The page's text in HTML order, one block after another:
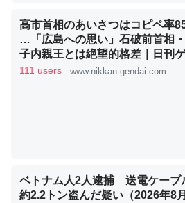
利だから両方が拮抗してるのでは
いる鋏角類（カブトガニ・ウミグ
ずキチンを強化してる筈だが、酵
─ニュース :: 【研究発表】昆虫学の大問
これを元に考えるとカルシウムを
類は苦労してるんだな…。腹足類
高市首相のあいさつはコピペ率
…「広島への思い」石破前首相
子内親王とは絶望的格差｜日刊
ダイDIGITAL
111 users www.nikkan-gendai.com
ベトナム人2人逮捕 送電ケーブ
約2.2トン盗んだ疑い（2026年8